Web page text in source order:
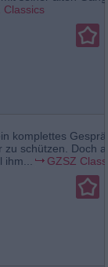
Classics
komplettes
schützen. Doch
GZSZ